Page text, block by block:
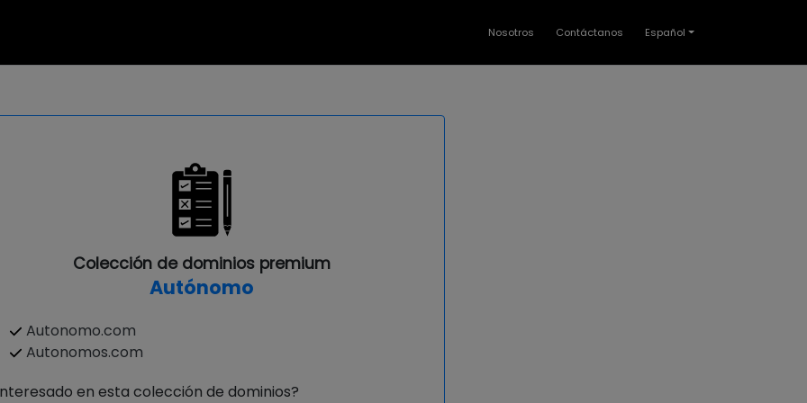
Nosotros Contáctanos Español
Colección de dominios premium
Autónomo
Autonomo.com
Autonomos.com
en esta colección de dominios?